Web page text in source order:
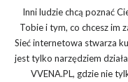
Inni ludzie chcą poznać
Tobie i tym, co chcesz im
Sieć internetowa stwarza
jest tylko narzędziem
VVENA.PL, gdzie nie